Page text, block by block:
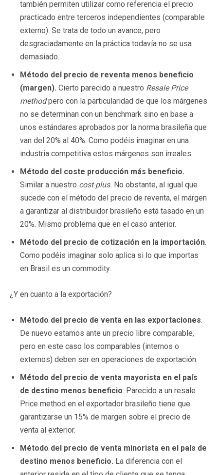
también permiten utilizar como referencia el precio
practicado entre terceros independientes (comparable
externo). Se trata de todo un avance, pero
desgraciadamente en la práctica todavía no se usa
demasiado.
Método del precio de reventa menos beneficio
(margen). Cierto parecido a nuestro Resale Price
methodpero con la particularidad de que los márgenes
no se determinan con un benchmark sino en base a
unos estándares aprobados por la norma brasileña que
van del 20% al 40%. Como podéis imaginar en una
industria competitiva estos márgenes son irreales.
Método del coste producción más beneficio.
Similar a nuestro cost plus. No obstante, al igual que
sucede con el método del precio de reventa, el márgen
a garantizar al distribuidor brasileño está tasado en un
20%. Mismo problema que en el caso anterior.
Método del precio de cotización en la importación.
Como podéis imaginar solo aplica si lo que importas
en Brasil es un commodity.
¿Y en cuanto a la exportación?
Método del precio de venta en las exportaciones.
De nuevo estamos ante un precio libre comparable,
pero en este caso los comparables (internos o
externos) deben ser en operaciones de exportación.
Método del precio de venta mayorista en el país
de destino menos beneficio. Parecido a un resale
Price method en el exportador brasileño tiene que
garantizarse un 15% de margen sobre el precio de
venta al exterior.
Método del precio de venta minorista en el país de
destino menos beneficio. La diferencia con el